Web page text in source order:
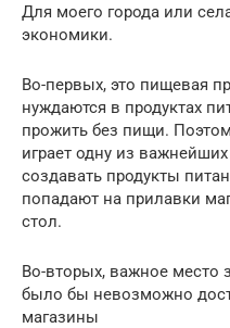
Для моего города или
экономики.
Во-первых, это пищевая
нуждаются в продуктах
прожить без пищи.
играет одну из
создавать продукты
попадают на прилавки
стол.
Во-вторых, важное место
было бы невозможно
магазины